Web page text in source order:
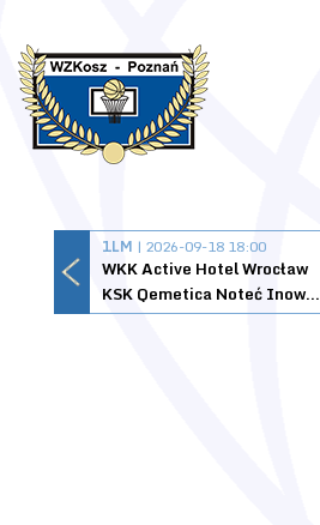
1LM | 2026-09-18 18:00
WKK Active Hotel Wrocław
KSK Qemetica Noteć Inowrocław